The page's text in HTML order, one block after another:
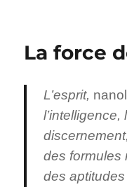
La force
L’esprit,
des formules
des